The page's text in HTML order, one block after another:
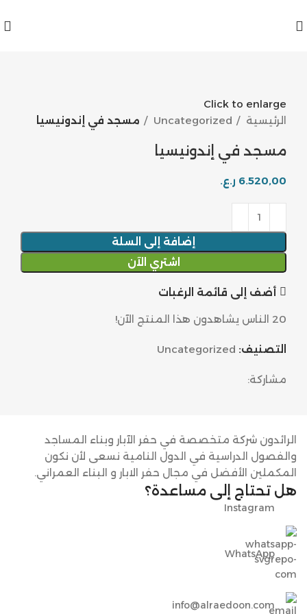
Click to enlarge
الرئيسية
Uncategorized مسجد في إندونيسيا
مسجد في إندونيسيا
ر.ع.
إضافة إلى السلة
اشتري الآن
أضف إلى قائمة الرغبات
20 الناس يشاهدون هذا المنتج الآن!
التصنيف: Uncategorized
مشاركة:
الرائدون شركة متخصصة في حفر الآبار وبناء المساجد
والفصول الدراسية في الدول النامية نسعى لأن نكون
المكملين الأفضل في مجال حفر الابار و البناء العمراني.
هل تحتاج إلى مساعدة؟
Instagram
WhatsApp
info@alraedoon.com